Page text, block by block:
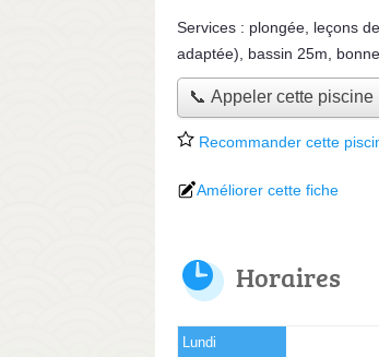
Services : plongée leçons
adaptée)
bassin 25m
📞 Appeler cette piscine
Recommander cette
Améliorer cette fiche
Horaires
Lundi